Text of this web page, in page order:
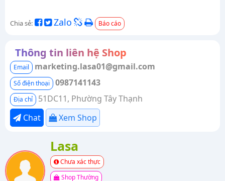
Chia sẻ: Zalo Báo cáo
Thông tin liên hệ Shop
Email marketing.lasa01@gmail.com
Số điện thoại 0987141143
Địa chỉ
51DC11, Phường Tây Thạnh
Chat
Xem Shop
Lasa
Chưa xác thực
Shop Thường